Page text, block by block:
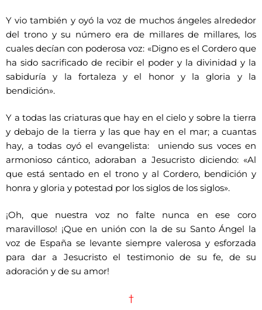
Y vio también y oyó la voz de muchos ángeles alrededor
del trono y su número era de millares de millares, los
cuales decían con poderosa voz: «Digno es el Cordero que
ha sido sacrificado de recibir el poder y la divinidad y la
sabiduría y la fortaleza y el honor y la gloria y la
bendición».
Y a todas las criaturas que hay en el cielo y sobre la tierra
y debajo de la tierra y las que hay en el mar; a cuantas
hay, a todas oyó el evangelista: uniendo sus voces en
armonioso cántico, adoraban a Jesucristo diciendo: «Al
que está sentado en el trono y al Cordero, bendición y
honra y gloria y potestad por los siglos de los siglos».
¡Oh, que nuestra voz no falte nunca en ese coro
maravilloso! ¡Que en unión con la de su Santo Ángel la
voz de España se levante siempre valerosa y esforzada
para dar a Jesucristo el testimonio de su fe, de su
adoración y de su amor!
†